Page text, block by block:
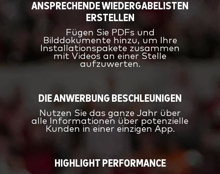
ANSPRECHENDE WIEDERGABELISTEN
ERSTELLEN
Fügen Sie PDFs und
Bilddokumente hinzu, um Ihre
Installationspakete zusammen
mit Videos an einer Stelle
aufzuwerten.
DIE ANWERBUNG BESCHLEUNIGEN
Nutzen Sie das ganze Jahr über
alle Informationen über potenzielle
Kunden in einer einzigen App.
HIGHLIGHT PERFORMANCE